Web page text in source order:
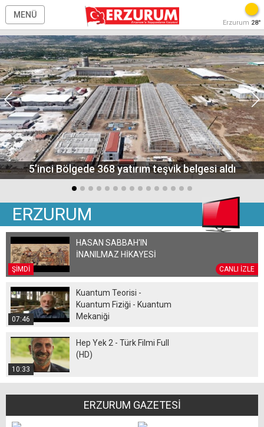
MENÜ
Erzurum 28°
5’inci Bölgede 368 yatırım teşvik belgesi aldı
ERZURUM
ŞİMDİ CANLI İZLE
HASAN SABBAH'IN
İNANILMAZ HİKAYESİ
07:46
Kuantum Teorisi -
Kuantum Fiziği - Kuantum
Mekaniği
10:33
Hep Yek 2 - Türk Filmi Full
(HD)
ERZURUM GAZETESİ